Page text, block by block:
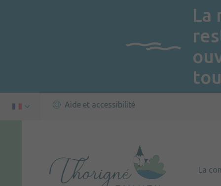
La
Aide et accessibilité
La